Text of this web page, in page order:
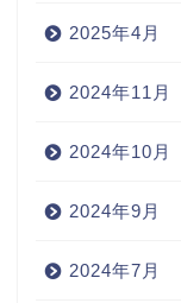
2025年4月
2024年11月
2024年10月
2024年9月
2024年7月